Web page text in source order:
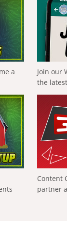
a
Join our
the
Content
partner